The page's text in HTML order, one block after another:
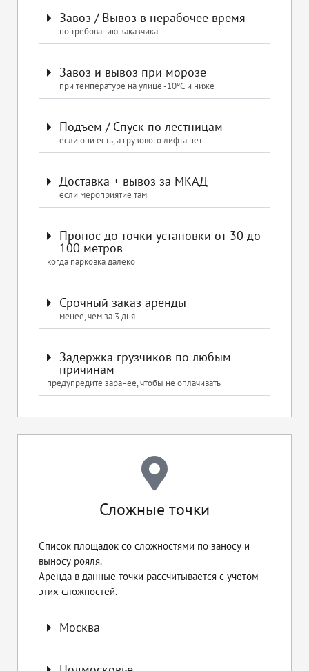
Завоз / Вывоз в нерабочее время
по требованию заказчика
Завоз и вывоз при морозе
при температуре на улице -10ºС и ниже
Подъём / Спуск по лестницам
если они есть, а грузового лифта нет
Доставка + вывоз за МКАД
если мероприятие там
Пронос до точки установки от 30 до
100 метров
когда парковка далеко
Срочный заказ аренды
менее, чем за 3 дня
Задержка грузчиков по любым
причинам
предупредите заранее, чтобы не оплачивать
Сложные точки
Список площадок со сложностями по заносу и
выносу рояля.
Аренда в данные точки рассчитывается с учетом
этих сложностей.
Москва